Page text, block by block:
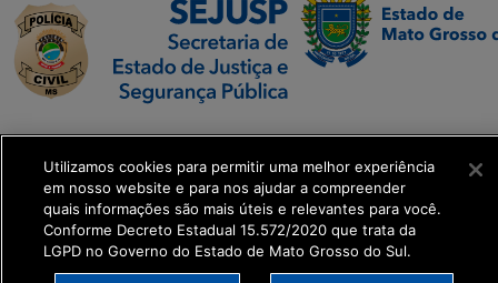
SETDIG | Secretaria-
Executiva de
Transformação Digital
get_footer();
Utilizamos cookies para permitir uma melhor experiência
em nosso website e para nos ajudar a compreender
quais informações são mais úteis e relevantes para você.
Conforme Decreto Estadual 15.572/2020 que trata da
LGPD no Governo do Estado de Mato Grosso do Sul.